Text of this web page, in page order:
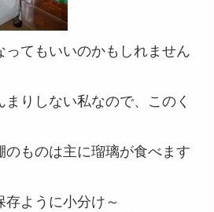
ってもいいのかもしれません
りしない私なので、このく
のものは主に瑠璃が食べます
ように小分け～